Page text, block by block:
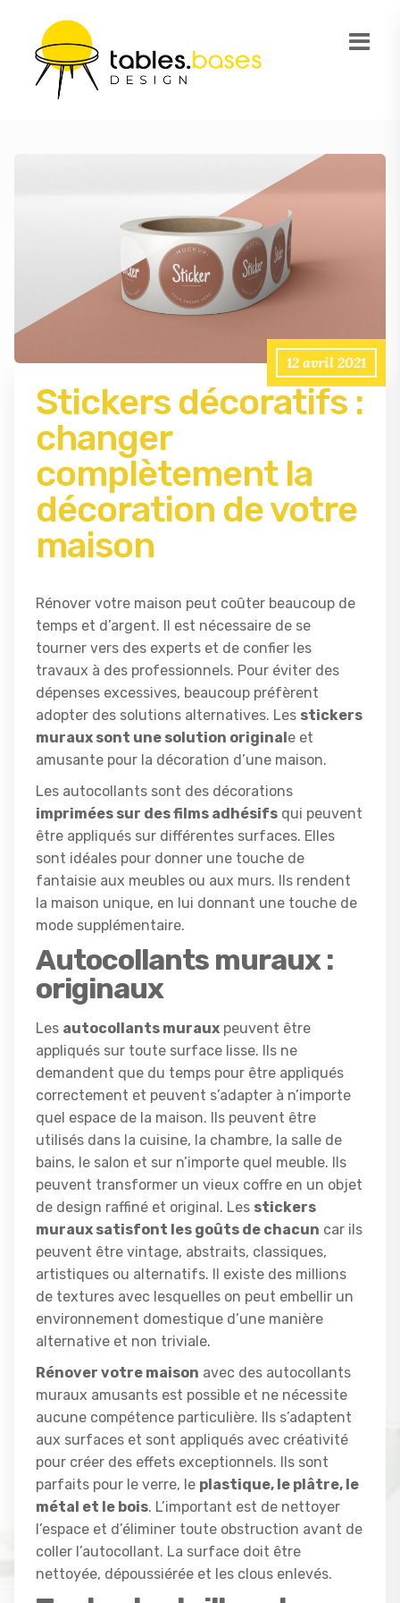
12 avril 2021
Stickers décoratifs :
changer
complètement la
décoration de votre
maison
Rénover votre maison peut coûter beaucoup de
temps et d’argent. Il est nécessaire de se
tourner vers des experts et de confier les
travaux à des professionnels. Pour éviter des
dépenses excessives, beaucoup préfèrent
adopter des solutions alternatives. Les stickers
muraux sont une solution originale et
amusante pour la décoration d’une maison.
Les autocollants sont des décorations
imprimées sur des films adhésifs qui peuvent
être appliqués sur différentes surfaces. Elles
sont idéales pour donner une touche de
fantaisie aux meubles ou aux murs. Ils rendent
la maison unique, en lui donnant une touche de
mode supplémentaire.
Autocollants muraux :
originaux
Les autocollants muraux peuvent être
appliqués sur toute surface lisse. Ils ne
demandent que du temps pour être appliqués
correctement et peuvent s’adapter à n’importe
quel espace de la maison. Ils peuvent être
utilisés dans la cuisine, la chambre, la salle de
bains, le salon et sur n’importe quel meuble. Ils
peuvent transformer un vieux coffre en un objet
de design raffiné et original. Les stickers
muraux satisfont les goûts de chacun car ils
peuvent être vintage, abstraits, classiques,
artistiques ou alternatifs. Il existe des millions
de textures avec lesquelles on peut embellir un
environnement domestique d’une manière
alternative et non triviale.
Rénover votre maison avec des autocollants
muraux amusants est possible et ne nécessite
aucune compétence particulière. Ils s’adaptent
aux surfaces et sont appliqués avec créativité
pour créer des effets exceptionnels. Ils sont
parfaits pour le verre, le plastique, le plâtre, le
métal et le bois. L’important est de nettoyer
l’espace et d’éliminer toute obstruction avant de
coller l’autocollant. La surface doit être
nettoyée, dépoussiérée et les clous enlevés.